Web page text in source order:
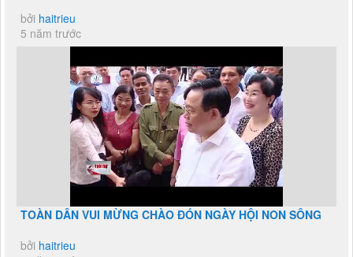
bởi haitrieu
5 năm trước
TOÀN DÂN VUI MỪNG CHÀO ĐÓN NGÀY HỘI NON SÔNG
bởi haitrieu